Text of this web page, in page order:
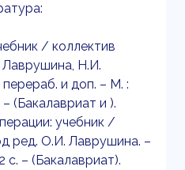
/ коллектив
Н.И.
и доп. – М. :
(Бакалавриат и ).
учебник /
ред. О.И. Лаврушина. –
– (Бакалавриат).